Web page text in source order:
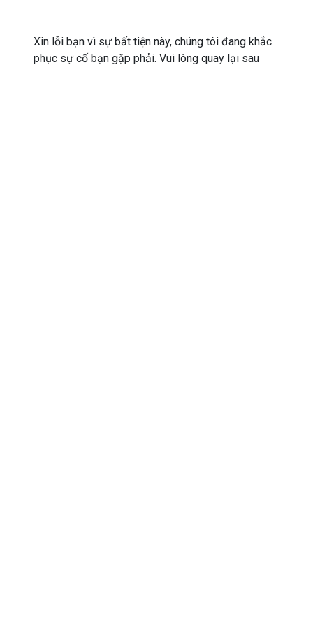
Xin lỗi bạn vì sự bất tiện này, chúng tôi đang khắc
phục sự cố bạn gặp phải. Vui lòng quay lại sau